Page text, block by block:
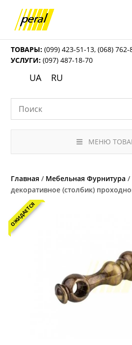
ТОВАРЫ: (099) 423-51-13,(068) 762-
УСЛУГИ: (097) 487-18-70
UA RU
МЕНЮ
Главная / Мебельная Фурнитура /
декоративное (столбик)
ОЖИДАЕТСЯ